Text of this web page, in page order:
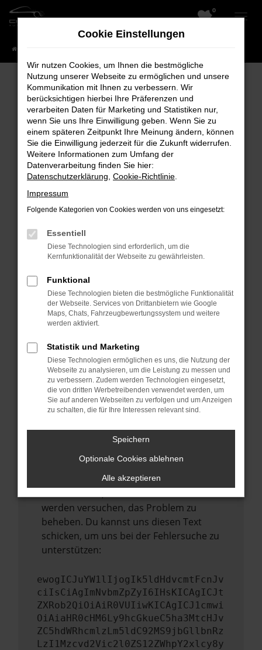
Zum
0
Fehler: Network Error
Beim Laden ist ein Fehler aufgetreten.
Hier sind ein paar Tipps, die dir helfen können:
Überprüfe deine Firewall und deine
Internetverbindung.
Laden andere Webseiten, zum Beispiel
deine Suchmaschine?
Manche Erweiterungen, wie Werbeblocker,
können das Laden bestimmter Seiten
anderen Browser oder in einem privaten
Fenster?
Starte dein Gerät neu.
Das kann manchmal helfen,
vorübergehende Probleme zu beheben.
Stelle sicher, dass dein Browser und dein
Betriebssystem auf dem neuesten Stand
sind.
Veraltete Software birgt nicht nur ein
führen, dass bestimmte Funktionen nicht
mehr unterstützt werden.
Wende dich an den Webseitenbetreiber.
Wenn du alle oben genannten Schritte
versucht hast, kontaktiere uns bitte. Wir
werden versuchen, das Problem zu
beheben. Du kannst uns diesen Text
schicken, um uns bei der Fehlersuche zu
unterstützen:
ewogICJuYW1lIjogIk5ldHdvcmtFcnJv
ciIsCiAgImNvbmZpZyI6IHsKICAgICJt
ZXRob2QiOiAiR0VUIiwKICAgICJ1cmwi
OiAiaHR0cHM6Ly9hcGkueC5ha3MtcHJv
ZC5hdWRhcmlzLm5ldC92MS9jbGllbnRz
LzI1Mzcvd2Vic2l0ZS12ZWhpY2xlcy8y
Cookie Einstellungen
Wir nutzen Cookies, um Ihnen die bestmögliche
Nutzung unserer Webseite zu ermöglichen und unsere
Kommunikation mit Ihnen zu verbessern. Wir
berücksichtigen hierbei Ihre Präferenzen und
verarbeiten Daten für Marketing und Statistiken nur,
wenn Sie uns Ihre Einwilligung geben. Wenn Sie zu
einem späteren Zeitpunkt Ihre Meinung ändern, können
Sie die Einwilligung jederzeit für die Zukunft widerrufen.
Weitere Informationen zum Umfang der
Datenverarbeitung finden Sie hier:
Datenschutzerklärung Cookie-Richtlinie
Impressum
Folgende Kategorien von Cookies werden von uns eingesetzt:
Essentiell
Diese Technologien sind erforderlich, um die
Kernfunktionalität der Webseite zu gewährleisten.
Funktional
Diese Technologien bieten die bestmögliche Funktionalität
der Webseite. Services von Drittanbietern wie Google
Maps, Chats, Fahrzeugbewertungssystem und weitere
werden aktiviert.
Statistik und Marketing
Diese Technologien ermöglichen es uns, die Nutzung der
Webseite zu analysieren, um die Leistung zu messen und
zu verbessern. Zudem werden Technologien eingesetzt,
die von dritten Werbetreibenden verwendet werden, um
Sie auf anderen Webseiten zu verfolgen und um Anzeigen
zu schalten, die für Ihre Interessen relevant sind.
Speichern
Optionale Cookies ablehnen
Alle akzeptieren